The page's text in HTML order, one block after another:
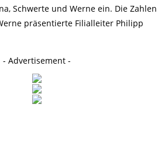
Schwerte und Werne ein. Die Zahlen
präsentierte Filialleiter Philipp
- Advertisement -